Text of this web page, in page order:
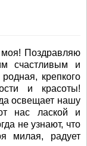
Поздравляю
счастливым и
крепкого
и красоты!
освещает нашу
нас лаской и
не узнают, что
милая, радует